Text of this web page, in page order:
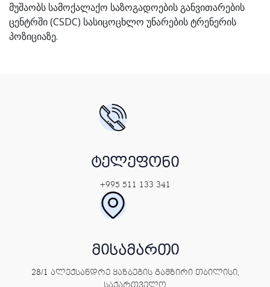
მუშაობს სამოქალაქო საზოგადოების განვითარების
ცენტრში (CSDC) სასიცოცხლო უნარების ტრენერის
პოზიციაზე.
ტელეფონი
+995 511 133 341
მისამართი
28/1 ალექსანდრე ყაზბეგის გამზირი თბილისი,